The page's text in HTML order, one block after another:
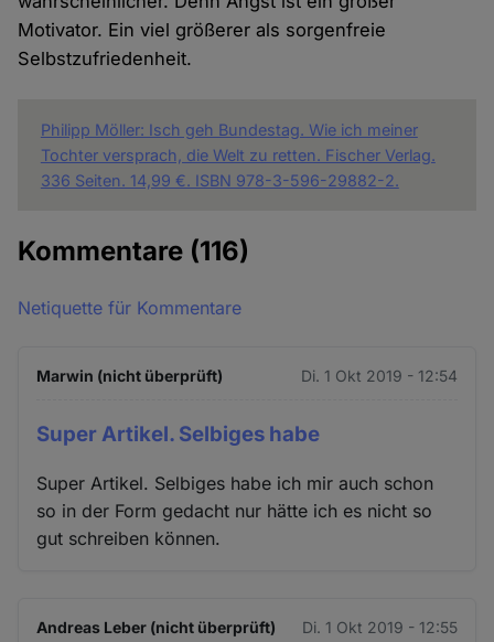
Motivator. Ein viel größerer als sorgenfreie
Selbstzufriedenheit.
Philipp Möller: Isch geh Bundestag. Wie ich meiner
Tochter versprach, die Welt zu retten. Fischer Verlag.
336 Seiten. 14,99 €. ISBN 978-3-596-29882-2.
Kommentare (116)
Netiquette für Kommentare
Marwin (nicht überprüft) Di. 1 Okt 2019 - 12:54
Super Artikel. Selbiges habe
Super Artikel. Selbiges habe ich mir auch schon
so in der Form gedacht nur hätte ich es nicht so
gut schreiben können.
Andreas Leber (nicht überprüft) Di. 1 Okt 2019 - 12:55